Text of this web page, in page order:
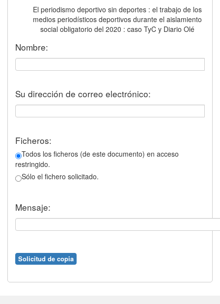
El periodismo deportivo sin deportes : el trabajo de los
medios periodísticos deportivos durante el aislamiento
social obligatorio del 2020 : caso TyC y Diario Olé
Nombre:
Su dirección de correo electrónico:
Ficheros:
Todos los ficheros (de este documento) en acceso
restringido.
Sólo el fichero solicitado.
Mensaje: